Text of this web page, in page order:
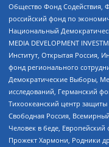
Общество Фонд Содействия,
российский фонд по
Национальный
MEDIA DEVELOPMENT
Институт, Открытая Россия,
фонд регионального
Демократические Выборы,
исследований, Германский
Тихоокеанский центр
Свободная Россия,
Человек в беде,
Прожект Хармони, Родники